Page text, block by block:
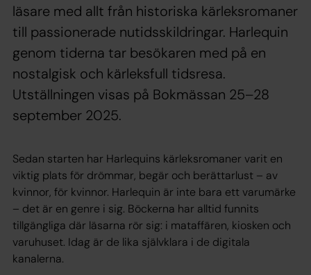
läsare med allt från historiska kärleksromaner
till passionerade nutidsskildringar. Harlequin
genom tiderna tar besökaren med på en
nostalgisk och kärleksfull tidsresa.
Utställningen visas på Bokmässan 25–28
september 2025.
Sedan starten har Harlequins kärleksromaner varit en
viktig plats för drömmar, begär och berättarlust – av
kvinnor, för kvinnor. Harlequin är inte bara ett varumärke
– det är en genre i sig. Böckerna har alltid funnits
tillgängliga där läsarna rör sig: i mataffären, kiosken och
varuhuset. Idag är de lika självklara i de digitala
kanalerna.